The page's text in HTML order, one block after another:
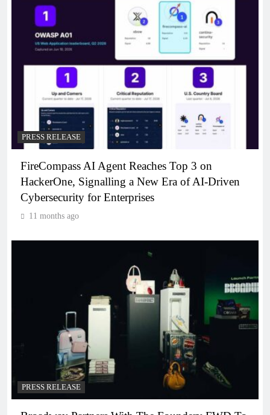
PRESS RELEASE
FireCompass AI Agent Reaches Top 3 on
HackerOne, Signalling a New Era of AI-Driven
Cybersecurity for Enterprises
11 months ago
PRESS RELEASE